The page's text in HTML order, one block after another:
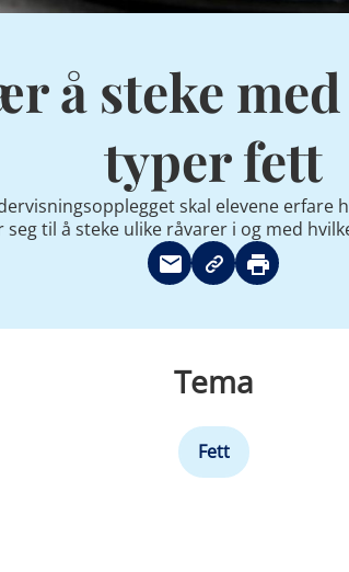
å steke
typer fett
skal elevene erfare
seg til å steke ulike råvarer i og med
Tema
Fett